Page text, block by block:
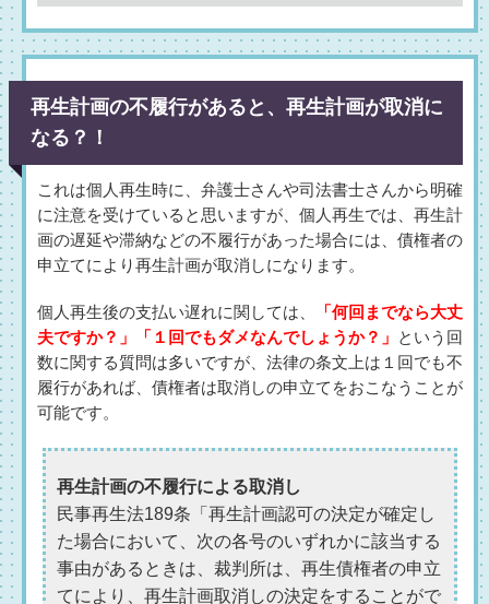
再生計画の不履行があると、再生計画が取消に
なる？！
これは個人再生時に、弁護士さんや司法書士さんから明確
に注意を受けていると思いますが、個人再生では、再生計
画の遅延や滞納などの不履行があった場合には、債権者の
申立てにより再生計画が取消しになります。
個人再生後の支払い遅れに関しては、
「何回までなら大丈
夫ですか？」「１回でもダメなんでしょうか？」
という回
数に関する質問は多いですが、法律の条文上は１回でも不
履行があれば、債権者は取消しの申立てをおこなうことが
可能です。
再生計画の不履行による取消し
民事再生法189条「再生計画認可の決定が確定し
た場合において、次の各号のいずれかに該当する
事由があるときは、裁判所は、再生債権者の申立
てにより、再生計画取消しの決定をすることがで